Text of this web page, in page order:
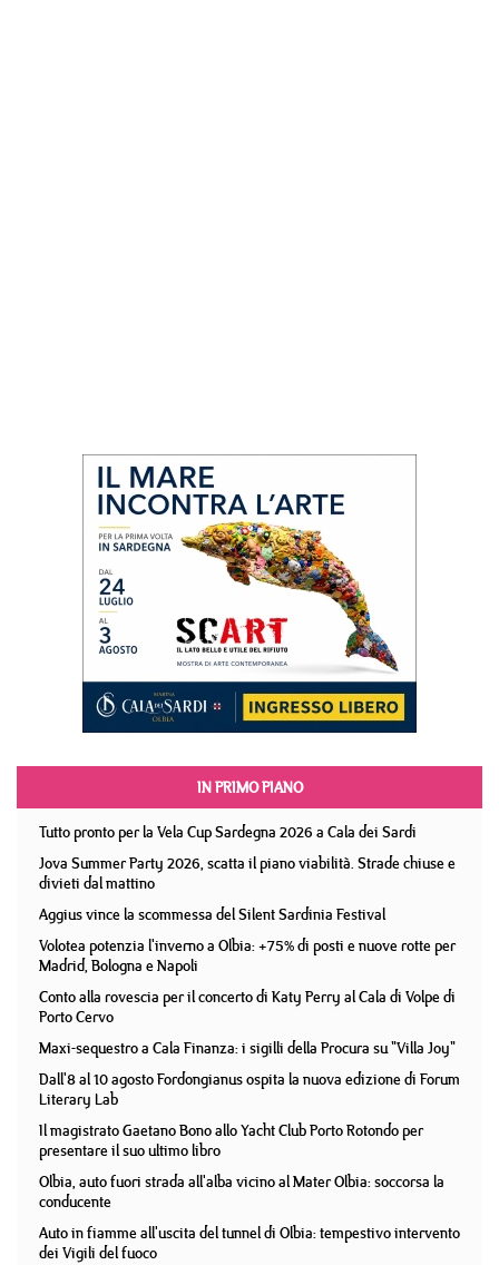
IN PRIMO PIANO
Tutto pronto per la Vela Cup Sardegna 2026 a Cala dei Sardi
Jova Summer Party 2026, scatta il piano viabilità. Strade chiuse e
divieti dal mattino
Aggius vince la scommessa del Silent Sardinia Festival
Volotea potenzia l'inverno a Olbia: +75% di posti e nuove rotte per
Madrid, Bologna e Napoli
Conto alla rovescia per il concerto di Katy Perry al Cala di Volpe di
Porto Cervo
Maxi-sequestro a Cala Finanza: i sigilli della Procura su "Villa Joy"
Dall'8 al 10 agosto Fordongianus ospita la nuova edizione di Forum
Literary Lab
Il magistrato Gaetano Bono allo Yacht Club Porto Rotondo per
presentare il suo ultimo libro
Olbia, auto fuori strada all'alba vicino al Mater Olbia: soccorsa la
conducente
Auto in fiamme all'uscita del tunnel di Olbia: tempestivo intervento
dei Vigili del fuoco